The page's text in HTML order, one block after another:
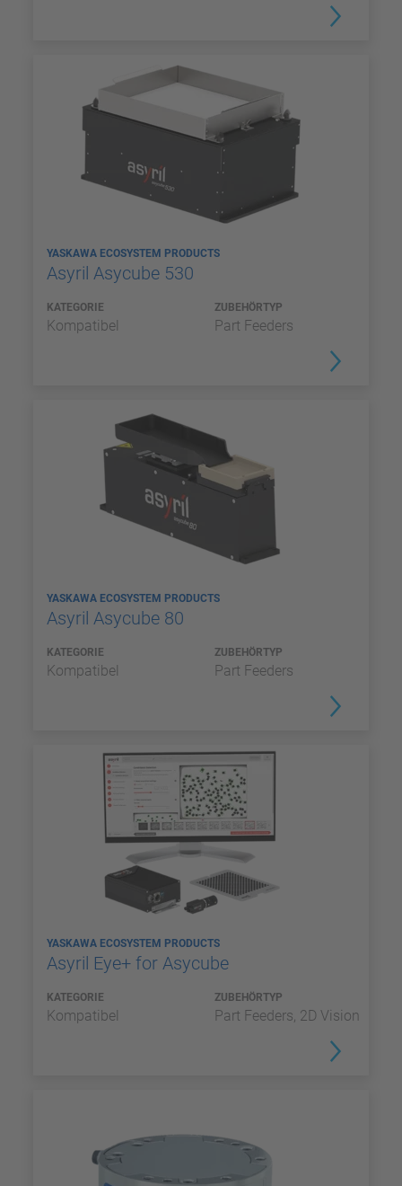
YASKAWA ECOSYSTEM PRODUCTS
Asyril Asycube 530
KATEGORIE
Kompatibel
ZUBEHÖRTYP
Part Feeders
YASKAWA ECOSYSTEM PRODUCTS
Asyril Asycube 80
KATEGORIE
Kompatibel
ZUBEHÖRTYP
Part Feeders
YASKAWA ECOSYSTEM PRODUCTS
Asyril Eye+ for Asycube
KATEGORIE
Kompatibel
ZUBEHÖRTYP
Part Feeders, 2D Vision